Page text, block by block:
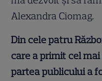
Alexandra Ciomag.
Din cele patru
care a primit cel
partea publicului a